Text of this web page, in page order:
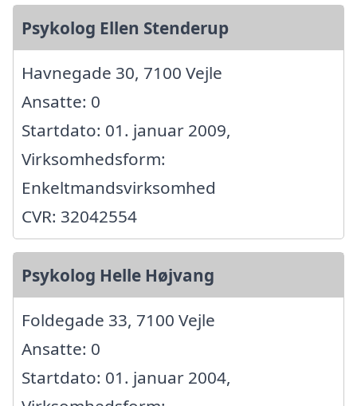
Psykolog Ellen Stenderup
Havnegade 30, 7100 Vejle
Ansatte: 0
Startdato: 01. januar 2009,
Virksomhedsform:
Enkeltmandsvirksomhed
CVR: 32042554
Psykolog Helle Højvang
Foldegade 33, 7100 Vejle
Ansatte: 0
Startdato: 01. januar 2004,